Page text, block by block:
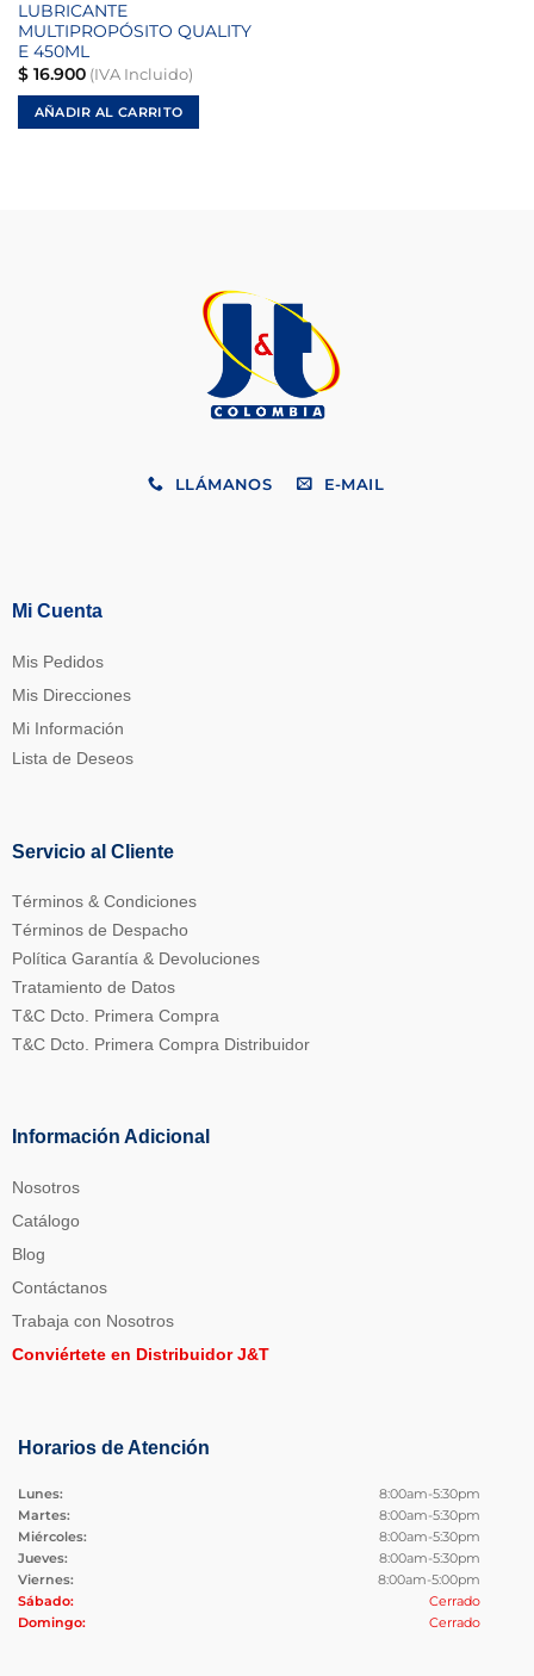
LUBRICANTE
MULTIPROPÓSITO QUALITY
E 450ML
$16.900(IVA Incluido)
AÑADIR AL CARRITO
LLÁMANOS E-MAIL
Mi Cuenta
Mis Pedidos
Mis Direcciones
Mi Información
Lista de Deseos
Servicio al Cliente
Términos & Condiciones
Términos de Despacho
Política Garantía & Devoluciones
Tratamiento de Datos
T&C Dcto. Primera Compra
T&C Dcto. Primera Compra Distribuidor
Información Adicional
Nosotros
Catálogo
Blog
Contáctanos
Trabaja con Nosotros
Conviértete en Distribuidor J&T
Horarios de Atención
Lunes:
8:00am-5:30pm
Martes:
8:00am-5:30pm
Miércoles:
8:00am-5:30pm
Jueves:
8:00am-5:30pm
Viernes:
8:00am-5:00pm
Sábado:
Cerrado
Domingo:
Cerrado